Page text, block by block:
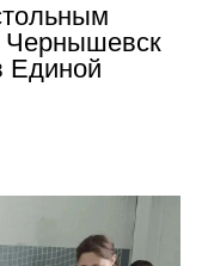
Чернышевск
Единой